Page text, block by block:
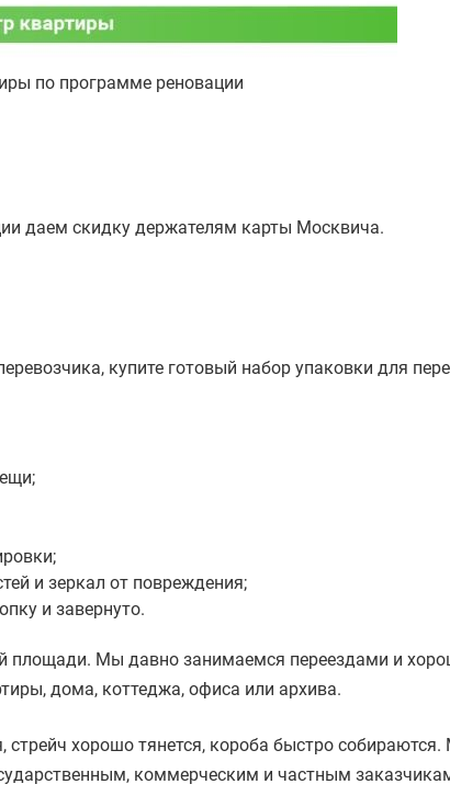
по программе реновации
даем скидку держателям карты Москвича.
купите готовый набор упаковки для
и зеркал от повреждения;
и завернуто.
площади. Мы давно занимаемся переездами и
дома, коттеджа, офиса или архива.
стрейч хорошо тянется, короба быстро
коммерческим и частным